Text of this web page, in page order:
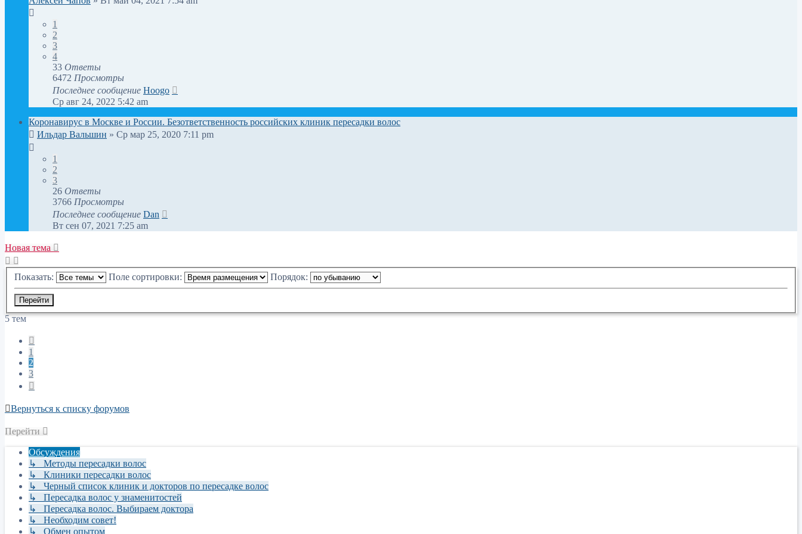
1
2
3
4
33 Ответы
6472 Просмотры
Последнее сообщение Hoogo
Ср авг 24, 2022 5:42 am
Коронавирус в Москве и России. Безответственность российских клиник пересадки волос
Ильдар Вальшин » Ср мар 25, 2020 7:11 pm
1
2
3
26 Ответы
3766 Просмотры
Последнее сообщение Dan
Вт сен 07, 2021 7:25 am
Новая тема
Показать: Поле сортировки: Порядок:
5 тем
1
2
3
Вернуться к списку форумов
Перейти
Обсуждения
↳ Методы пересадки волос
↳ Клиники пересадки волос
↳ Черный список клиник и докторов по пересадке волос
↳ Пересадка волос у знаменитостей
↳ Пересадка волос. Выбираем доктора
↳ Необходим совет!
↳ Обмен опытом